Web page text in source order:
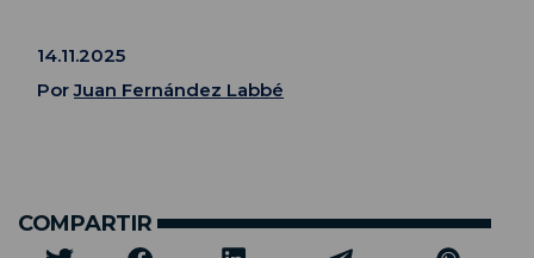
14.11.2025
PorJuan Fernández Labbé
COMPARTIR